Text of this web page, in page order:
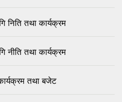
निति तथा कार्यक्रम
नीति तथा कार्यक्रम
तथा बजेट